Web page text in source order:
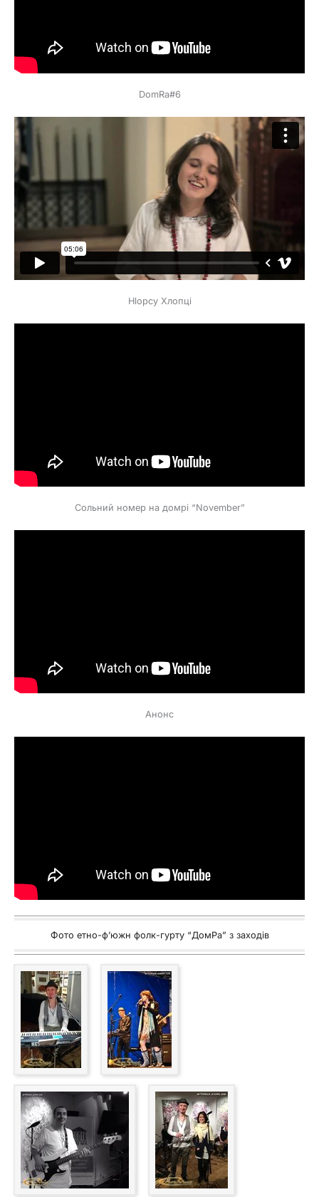
DomRa#6
Hlopcy Хлопці
Сольний номер на домрі “November”
Анонс
Фото етно-ф’южн фолк-гурту “ДомРа” з заходів